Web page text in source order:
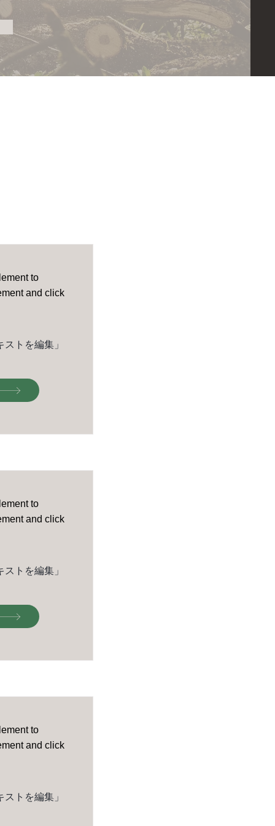
to
and click
トを編集」
to
and click
トを編集」
to
and click
トを編集」